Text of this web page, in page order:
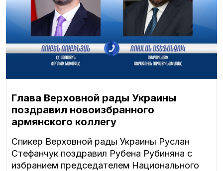
Глава Верховной рады Украины
поздравил новоизбранного
армянского коллегу
Спикер Верховной рады Украины Руслан
Стефанчук поздравил Рубена Рубиняна с
избранием председателем Национального